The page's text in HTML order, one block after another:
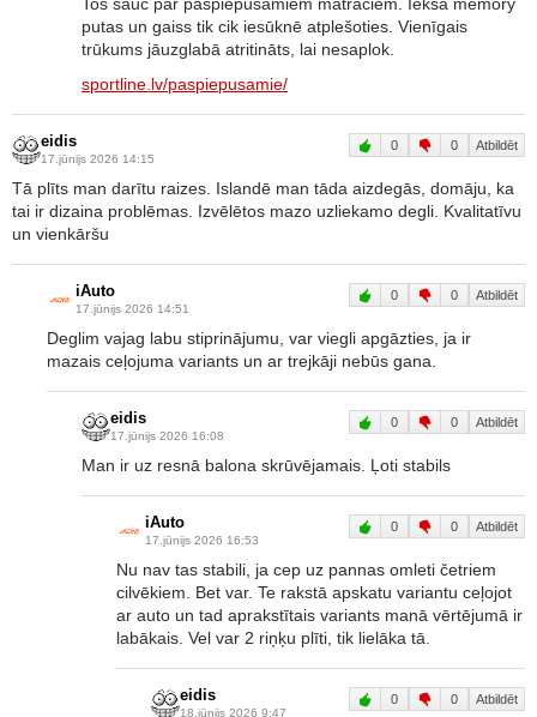
Tos sauc par pašpiepūšamiem matračiem. Iekšā memory
putas un gaiss tik cik iesūknē atplešoties. Vienīgais
trūkums jāuzglabā atritināts, lai nesaplok.
sportline.lv/paspiepusamie/
eidis
17.jūnijs 2026 14:15
0 0 Atbildēt
Tā plīts man darītu raizes. Islandē man tāda aizdegās, domāju, ka
tai ir dizaina problēmas. Izvēlētos mazo uzliekamo degli. Kvalitatīvu
un vienkāršu
iAuto
17.jūnijs 2026 14:51
0 0 Atbildēt
Deglim vajag labu stiprinājumu, var viegli apgāzties, ja ir
mazais ceļojuma variants un ar trejkāji nebūs gana.
eidis
17.jūnijs 2026 16:08
0 0 Atbildēt
Man ir uz resnā balona skrūvējamais. Ļoti stabils
iAuto
17.jūnijs 2026 16:53
0 0 Atbildēt
Nu nav tas stabili, ja cep uz pannas omleti četriem
cilvēkiem. Bet var. Te rakstā apskatu variantu ceļojot
ar auto un tad aprakstītais variants manā vērtējumā ir
labākais. Vel var 2 riņķu plīti, tik lielāka tā.
eidis
18.jūnijs 2026 9:47
0 0 Atbildēt